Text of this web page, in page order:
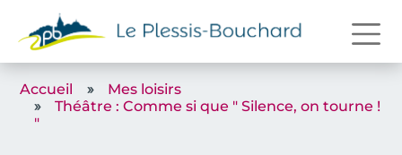
Accueil
Mes loisirs
Théâtre : Comme si que " Silence, on tourne !
"